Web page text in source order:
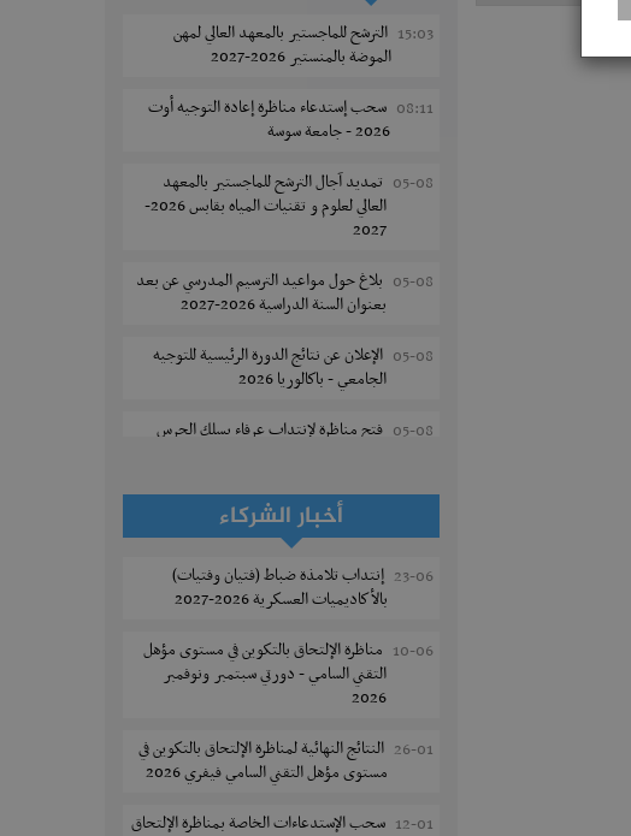
15:03 الترشح للماجستير بالمعهد العالي لمهن
الموضة بالمنستير 2026-2027
08:11 سحب إستدعاء مناظرة إعادة التوجيه أوت
2026 - جامعة سوسة
05-08 تمديد آجال الترشح للماجستير بالمعهد
العالي لعلوم و تقنيات المياه بقابس 2026-
2027
05-08 بلاغ حول مواعيد الترسيم المدرسي عن بعد
بعنوان السنة الدراسية 2026-2027
05-08 الإعلان عن نتائج الدورة الرئيسية للتوجيه
الجامعي - باكالوريا 2026
05-08 فتح مناظرة لإنتداب عرفاء بسلك الحرس
تسجيل طلبة كلية الآداب والفنون
والإنسانيات بمنوبة 2026-2027
05-08 المعهد العالي للرياضة و التربية البدنية
بقصر السعيد : ترسيم السنوات الثانية
تمديد آجال الترشح للماجستير بكلية العلوم
بقابس 2026-2027
05-08 كلية العلوم الإقتصادية والتصرف بسوسة :
الترشح لماجستير مهني جديد
05-08 الترشح للماجستير بالمعهد العالي للرياضة
أخبار الشركاء
23-06 إنتداب تلامذة ضباط (فتيان وفتيات)
بالأكاديميات العسكرية 2026-2027
10-06 مناظرة الإلتحاق بالتكوين في مستوى مؤهل
التقني السامي - دورتي سبتمبر ونوفمبر
2026
26-01 النتائج النهائية لمناظرة الإلتحاق بالتكوين في
مستوى مؤهل التقني السامي فيفري 2026
12-01 سحب الإستدعاءات الخاصة بمناظرة الإلتحاق